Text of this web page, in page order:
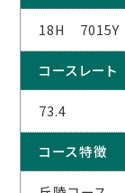
18H
コースレート
73.4
コース特徴